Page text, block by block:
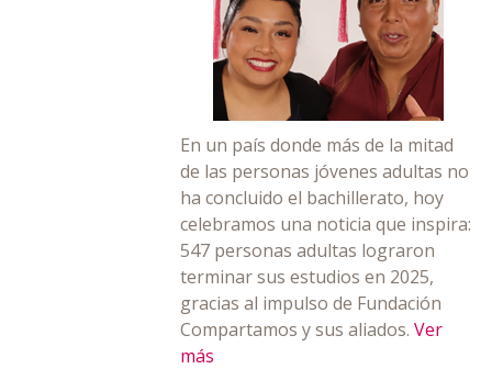
En un país donde más de la mitad
de las personas jóvenes adultas no
ha concluido el bachillerato, hoy
celebramos una noticia que inspira:
547 personas adultas lograron
terminar sus estudios en 2025,
gracias al impulso de Fundación
Compartamos y sus aliados.Ver
más